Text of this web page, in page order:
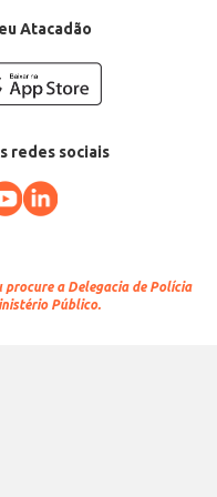
Atacadão
redes sociais
procure a Delegacia de Polícia
Público.